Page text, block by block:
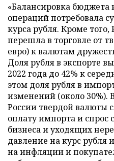
«Балансировка бюджета
операций потребовала
курса рубля. Кроме
перешла в торговле от
евро) к валютам
Доля рубля в экспорте
2022 года до 42% к
этом доля рубля в
изменений (около 30%).
России твердой валюты
оплату импорта и спрос
бизнеса и уходящих
давление на курс рубля
на инфляции и